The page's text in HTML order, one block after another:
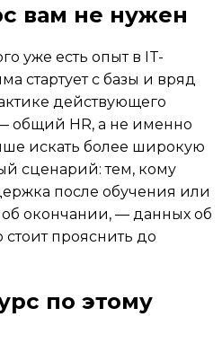
вам не нужен
уже есть опыт в IT-
стартует с базы и вряд
действующего
общий HR, а не именно
искать более широкую
сценарий: тем, кому
после обучения или
окончании, — данных об
стоит прояснить до
по этому